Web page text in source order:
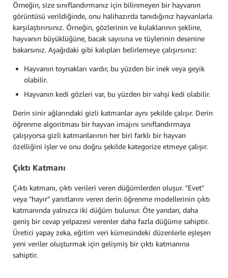
Örneğin, size sınıflandırmanız için bilinmeyen bir hayvanın
görüntüsü verildiğinde, onu halihazırda tanıdığınız hayvanlarla
karşılaştırırsınız. Örneğin, gözlerinin ve kulaklarının şekline,
hayvanın büyüklüğüne, bacak sayısına ve tüylerinin desenine
bakarsınız. Aşağıdaki gibi kalıpları belirlemeye çalışırsınız:
Hayvanın toynakları vardır, bu yüzden bir inek veya geyik
olabilir.
Hayvanın kedi gözleri var, bu yüzden bir vahşi kedi olabilir.
Derin sinir ağlarındaki gizli katmanlar aynı şekilde çalışır. Derin
öğrenme algoritması bir hayvan imajını sınıflandırmaya
çalışıyorsa gizli katmanlarının her biri farklı bir hayvan
özelliğini işler ve onu doğru şekilde kategorize etmeye çalışır.
Çıktı Katmanı
Çıktı katmanı, çıktı verileri veren düğümlerden oluşur. "Evet"
veya "hayır" yanıtlarını veren derin öğrenme modellerinin çıktı
katmanında yalnızca iki düğüm bulunur. Öte yandan, daha
geniş bir cevap yelpazesi verenler daha fazla düğüme sahiptir.
Üretici yapay zeka, eğitim veri kümesindeki düzenlerle eşleşen
yeni veriler oluşturmak için gelişmiş bir çıktı katmanına
sahiptir.